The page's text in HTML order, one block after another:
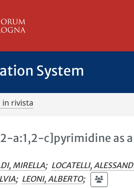
System
in rivista
a:1,2-c]pyrimidine as a
MIRELLA; LOCATELLI,
; LEONI, ALBERTO;